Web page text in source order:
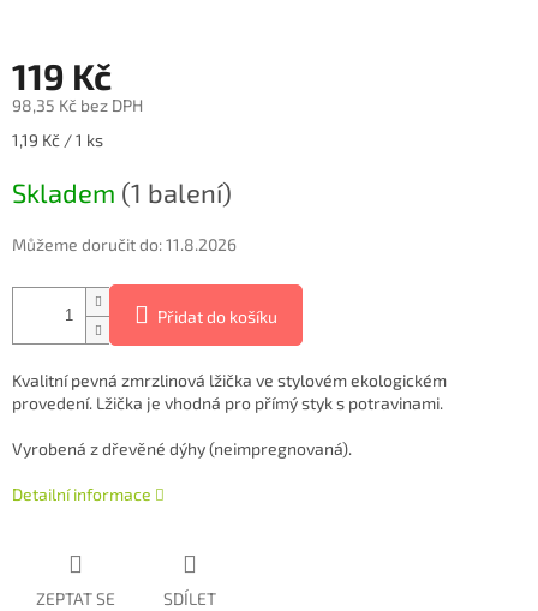
119 Kč
98,35 Kč bez DPH
Měrná
1,19 Kč / 1 ks
Skladem (1 balení)
Můžeme doručit do:11.8.2026
Přidat do košíku
Kvalitní pevná zmrzlinová lžička ve stylovém ekologickém
provedení. Lžička je vhodná pro přímý styk s potravinami.
Vyrobená z dřevěné dýhy (neimpregnovaná).
Detailní informace
ZEPTAT SE SDÍLET